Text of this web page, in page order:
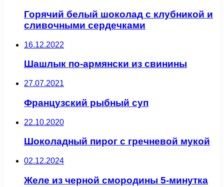
Горячий белый шоколад с клубникой и
сливочными сердечками
16.12.2022
Шашлык по-армянски из свинины
27.07.2021
Французский рыбный суп
22.10.2020
Шоколадный пирог с гречневой мукой
02.12.2024
Желе из черной смородины 5-минутка